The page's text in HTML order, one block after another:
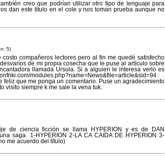
creo que podrían utilizar otro tipo de lenguaje para
dan este título en el cole y nos toman prueba aunque no
5)
costo compañeros lectores pero al fin me quedé satisfecho
de mi propia cosecha que le puse al artículo sobre
llamada Ursula. Si a alguien le interesa verlo es
modules.php?name=News&file=article&sid=94
feliz que me ponga un comentario. Puse un agradecimiento
visito siempre k me sale la vena tuk.
de ciencia ficción se llama HYPERION y es de DAN
saga. 1-HYPERION 2-LA CA CAIDA DE HYPERION 3-
me acuerdo del título)